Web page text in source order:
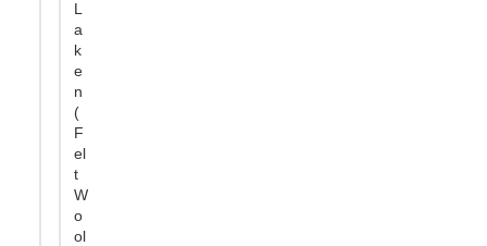
L
a
k
e
n
(
F
el
t
W
o
ol